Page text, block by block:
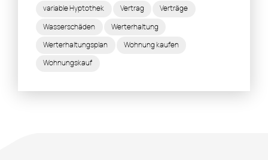
variable Hyptothek Vertrag Verträge
Wasserschäden Werterhaltung
Werterhaltungsplan Wohnung kaufen
Wohnungskauf